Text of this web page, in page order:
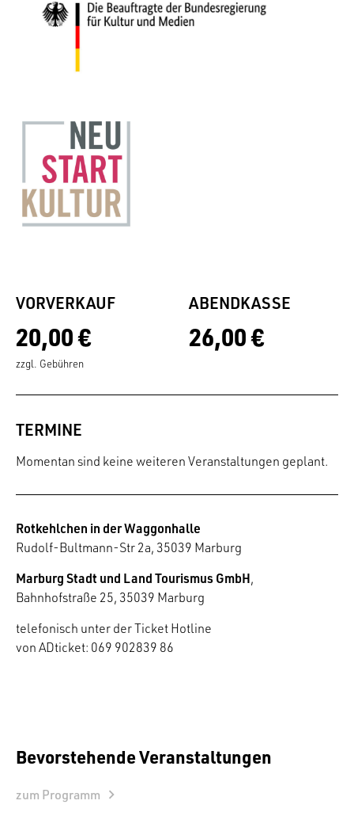
VORVERKAUF
20,00 €
zzgl. Gebühren
ABENDKASSE
26,00 €
TERMINE
Momentan sind keine weiteren Veranstaltungen geplant.
Rotkehlchen in der Waggonhalle
Rudolf-Bultmann-Str 2a, 35039 Marburg
Marburg Stadt und Land Tourismus GmbH,
Bahnhofstraße 25, 35039 Marburg
telefonisch unter der Ticket Hotline
von ADticket: 069 902839 86
Bevorstehende Veranstaltungen
zum Programm